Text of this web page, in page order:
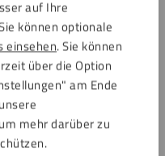
auf Ihre
können optionale
einsehen. Sie können
über die Option
am Ende
mehr darüber zu
und
damit alles fest
als der
hat die Platte Spielraum